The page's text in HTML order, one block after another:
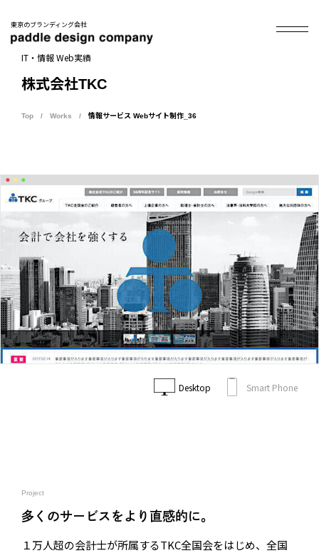
東京のブランディング会社
IT・情報 Web実績
株式会社TKC
Top Works 情報サービス Webサイト制作_36
Desktop Smart Phone
Project
多くのサービスをより直感的に。
１万人超の会計士が所属するTKC全国会をはじめ、全国